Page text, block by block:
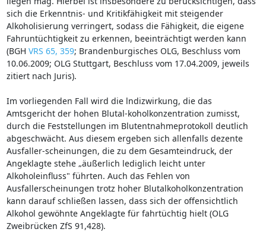
sich die Erkenntnis- und Kritikfähigkeit mit steigender
Alkoholisierung verringert, sodass die Fähigkeit, die eigene
Fahruntüchtigkeit zu erkennen, beeinträchtigt werden kann
(BGH VRS 65, 359; Brandenburgisches OLG, Beschluss vom
10.06.2009; OLG Stuttgart, Beschluss vom 17.04.2009, jeweils
zitiert nach Juris).
Im vorliegenden Fall wird die lndizwirkung, die das
Amtsgericht der hohen Blutal-koholkonzentration zumisst,
durch die Feststellungen im Blutentnahmeprotokoll deutlich
abgeschwächt. Aus diesem ergeben sich allenfalls dezente
Ausfaller-scheinungen, die zu dem Gesamteindruck, der
Angeklagte stehe „äußerlich lediglich leicht unter
Alkoholeinfluss" führten. Auch das Fehlen von
Ausfallerscheinungen trotz hoher Blutalkoholkonzentration
kann darauf schließen lassen, dass sich der offensichtlich
Alkohol gewöhnte Angeklagte für fahrtüchtig hielt (OLG
Zweibrücken ZfS 91,428).